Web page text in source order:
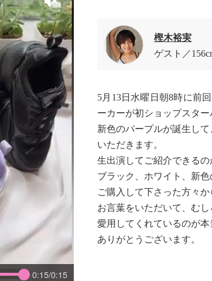
0:15/0:15
樫木裕実
ゲスト
5月13日水曜日朝8時に前
ーカーが初ショップスタ
新色のパープルが誕生し
いただきます。
生出演してご紹介できるの
ブラック、ホワイト、新
ご購入して下さった方々
お言葉をいただいて、む
愛用してくれているのが本
ありがとうございます。